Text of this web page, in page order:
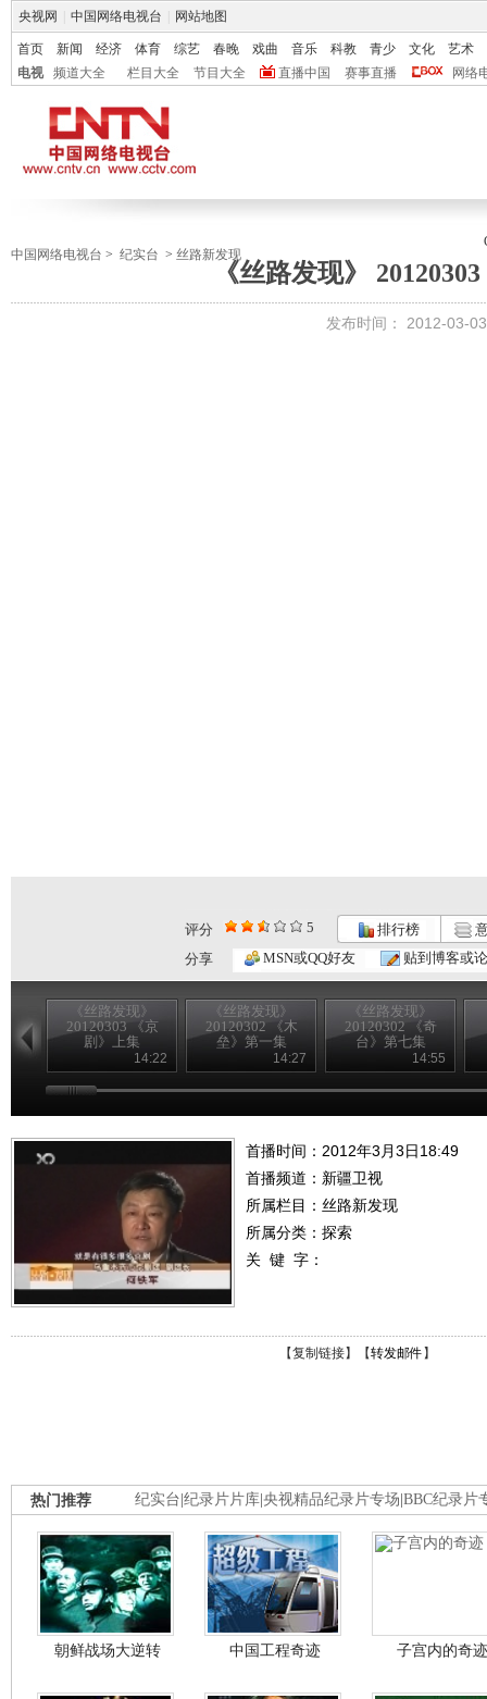
央视网 中国网络电视台 网站地图
首页 新闻 经济 体育 综艺 春晚 戏曲 音乐 科教 青少 文化
艺术
电视
频道大全 栏目大全 节目大全 直播中国 赛事直播 网络
中国网络电视台 > 纪实台 > 丝路新发现
《丝路发现》
发布时间： 2012-03-
评分 5 排行榜
分享
MSN或QQ好友 贴到博客或
《丝路发现》
20120303 《京
剧》上集
14:22
《丝路发现》
20120302 《木
垒》第一集
14:27
《丝路发现》
20120302 《奇
台》第七集
14:55
首播时间：2012年3月3日18:49
首播频道： 新疆卫视
所属栏目： 丝路新发现
所属分类：探索
关 键 字：
【复制链接】【转发邮件 】
纪实台 纪录片片库 央视精品纪录片专场 BBC纪录片
热门推荐
朝鲜战场大逆转 中国工程奇迹 子宫内的奇迹